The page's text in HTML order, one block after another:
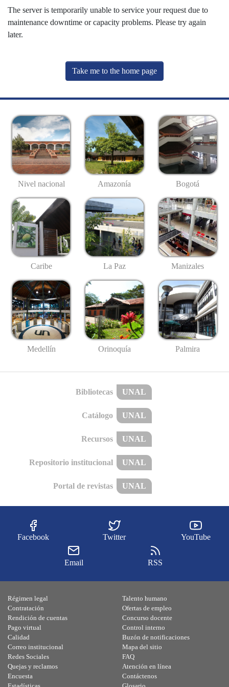
The server is temporarily unable to service your request due to
maintenance downtime or capacity problems. Please try again
later.
Take me to the home page
Nivel nacional Amazonía Bogotá
Caribe La Paz Manizales
Medellín Orinoquía Palmira
Bibliotecas UNAL
Catálogo UNAL
Recursos UNAL
Repositorio institucional UNAL
Portal de revistas UNAL
Facebook Twitter YouTube
Email RSS
Régimen legal
Contratación
Rendición de cuentas
Pago virtual
Calidad
Talento humano
Ofertas de empleo
Concurso docente
Control interno
Buzón de notificaciones
Correo institucional
Redes Sociales
Quejas y reclamos
Encuesta
Mapa del sitio
FAQ
Atención en línea
Contáctenos